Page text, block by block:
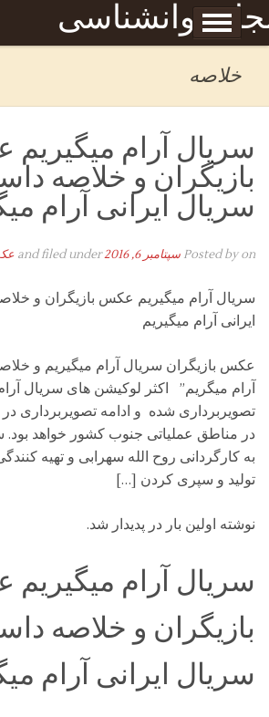
روانشناسی
Skip to content
برگه نمونه
خلاصه
سریال آرام
بازیگران و خلاصه
سریال ایرانی آرام
Posted byon سپتامبر 6, 2016 and filed under
سریال آرام میگیریم عکس بازیگران و
ایرانی آرام میگیریم
عکس بازیگران سریال آرام میگیریم و
آرام میگریم” اکثر لوکیشن های سریال
تصویربرداری شده و ادامه تصویربرداری
در مناطق عملیاتی جنوب کشور خواهد بود.
به کارگردانی روح الله سهرابی و تهیه
تولید و سپری کردن […]
نوشته اولین بار در پدیدار شد.
سریال آرام
بازیگران و خلاصه
سریال ایرانی آرام